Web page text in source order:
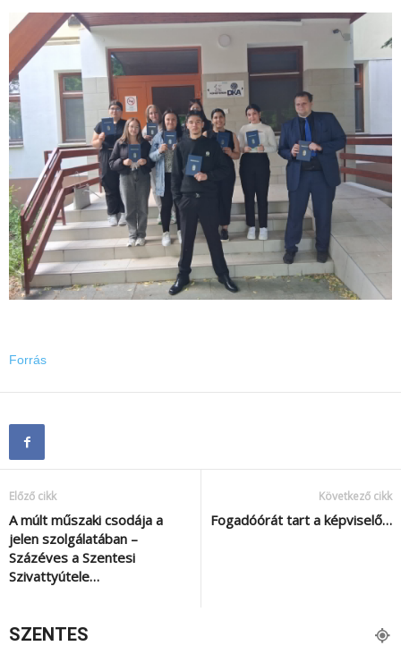
Forrás
Előző cikk
A múlt műszaki csodája a
jelen szolgálatában –
Százéves a Szentesi
Szivattyútele…
Következő cikk
Fogadóórát tart a képviselő…
SZENTES